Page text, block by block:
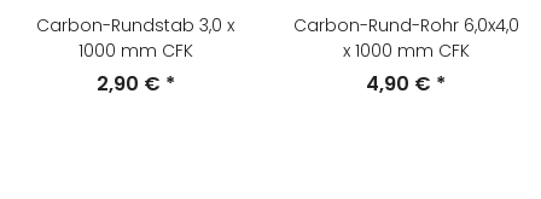
Carbon-Rundstab 3,0 x
1000 mm CFK
2,90 € *
Carbon-Rund-Rohr 6,0x4,0
x 1000 mm CFK
4,90 € *